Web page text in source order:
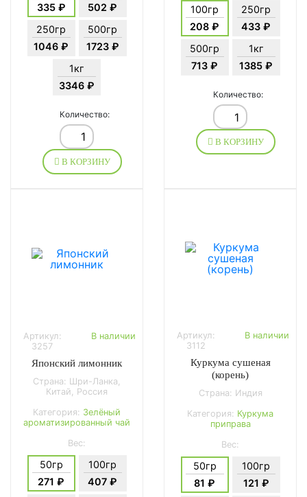
335 ₽
502 ₽
250гр
1046 ₽
500гр
1723 ₽
1кг
3346 ₽
Количество:
В КОРЗИНУ
100гр
208 ₽
250гр
433 ₽
500гр
713 ₽
1кг
1385 ₽
Количество:
В КОРЗИНУ
Артикул:
3257
В наличии
Японский лимонник
Страна: Шри-Ланка,
Китай, Россия
Категория: Зелёный
ароматизированный чай
Вес:
50гр
271 ₽
100гр
407 ₽
Артикул:
3112
В наличии
Куркума сушеная
(корень)
Страна: Индия
Категория: Куркума
приправа
Вес:
50гр
81 ₽
100гр
121 ₽